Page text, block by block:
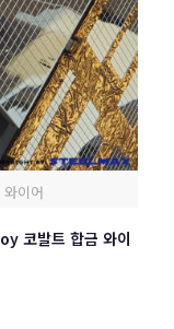
이어
코발트 합금 와이